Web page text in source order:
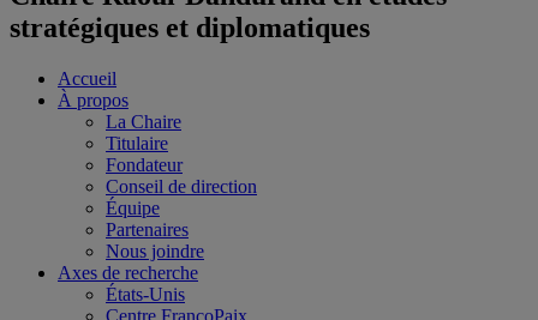
stratégiques et diplomatiques
Accueil
À propos
La Chaire
Titulaire
Fondateur
Conseil de direction
Équipe
Partenaires
Nous joindre
Axes de recherche
États-Unis
Centre FrancoPaix